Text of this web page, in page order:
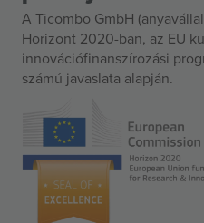
A Ticombo GmbH
Horizont 2020-ban, az EU
innovációfinanszírozási
számú javaslata alapján.